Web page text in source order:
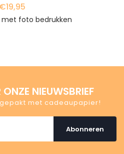
€19,95
foto bedrukken
NIEUWSBRIEF
met cadeaupapier!